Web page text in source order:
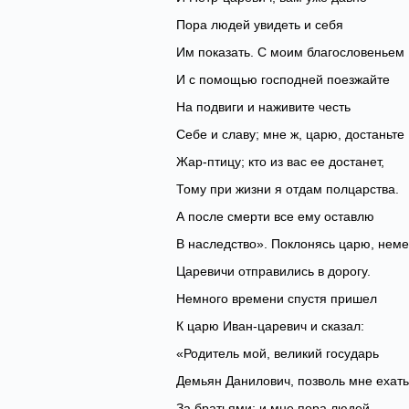
Пора людей увидеть и себя
Им показать. С моим благословеньем
И с помощью господней поезжайте
На подвиги и наживите честь
Себе и славу; мне ж, царю, достаньте
Жар-птицу; кто из вас ее достанет,
Тому при жизни я отдам полцарства.
А после смерти все ему оставлю
В наследство». Поклонясь царю,
Царевичи отправились в дорогу.
Немного времени спустя пришел
К царю Иван-царевич и сказал:
«Родитель мой, великий государь
Демьян Данилович, позволь мне ехать